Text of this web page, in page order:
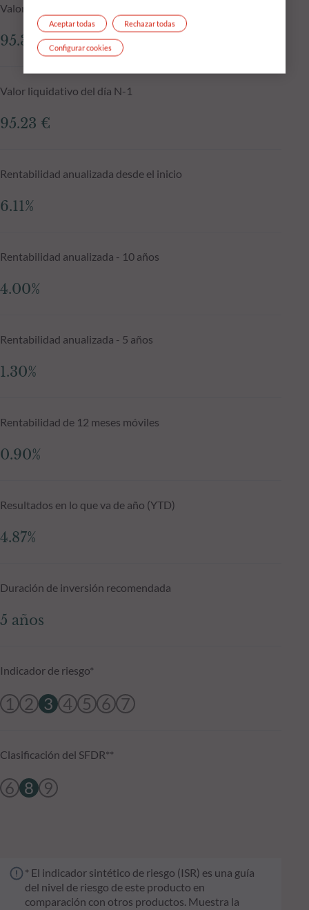
Valor liquidativo a 06.08.2026
95.36 €
Valor liquidativo del día N-1
95.23 €
Rentabilidad anualizada desde el inicio
6.11%
Rentabilidad anualizada - 10 años
4.00%
Rentabilidad anualizada - 5 años
1.30%
Rentabilidad de 12 meses móviles
0.90%
Resultados en lo que va de año (YTD)
4.87%
Duración de inversión recomendada
5 años
Indicador de riesgo*
1 2 3 4 5 6 7
Clasificación del SFDR**
6 8 9
* El indicador sintético de riesgo (ISR) es una guía
del nivel de riesgo de este producto en
comparación con otros productos. Muestra la
Rechazar todas
Aceptar todas
Configurar cookies